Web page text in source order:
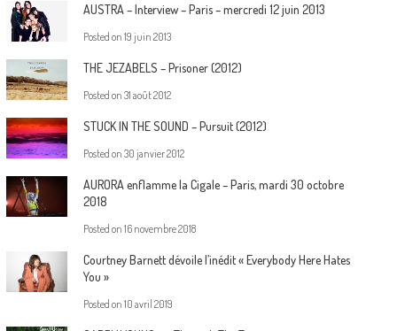
AUSTRA – Interview – Paris – mercredi 12 juin 2013
Posted on 19 juin 2013
THE JEZABELS – Prisoner (2012)
Posted on 31 août 2012
STUCK IN THE SOUND – Pursuit (2012)
Posted on 30 janvier 2012
AURORA enflamme la Cigale – Paris, mardi 30 octobre
2018
Posted on 16 novembre 2018
Courtney Barnett dévoile l’inédit « Everybody Here Hates
You »
Posted on 10 avril 2019